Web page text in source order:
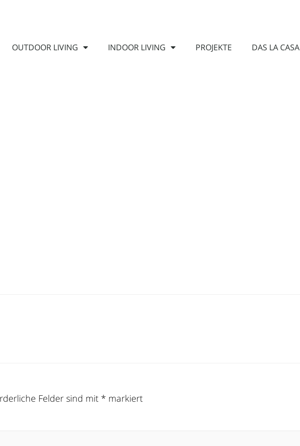
OUTDOOR LIVING INDOOR LIVING PROJEKTE DAS LA CASA
Felder sind mit * markiert